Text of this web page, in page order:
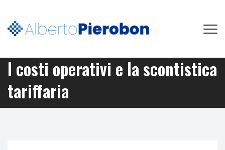
I costi operativi e la scontistica
tariffaria